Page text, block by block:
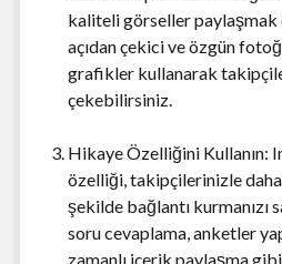
kaliteli görseller paylaşmak
açıdan çekici ve özgün
grafikler kullanarak
çekebilirsiniz.
Hikaye Özelliğini Kullanın:
özelliği, takipçilerinizle
şekilde bağlantı kurmanızı
soru cevaplama, anketler
zamanlı içerik paylaşma